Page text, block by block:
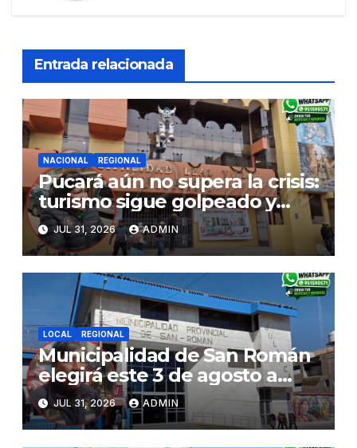
Entrada relacionada
NACIONAL REGIONAL
Pucará aún no supera la crisis:
turismo sigue golpeado y
alcaldesa exige al nuevo
Gobierno fondos para obras
paralizadas
JUL 31, 2026 ADMIN
LOCAL REGIONAL
Municipalidad de San Román
elegirá este 3 de agosto a
representantes del Comité
de Seguridad y Salud en el
Trabajo
JUL 31, 2026 ADMIN